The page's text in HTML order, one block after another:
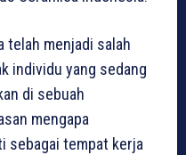
telah menjadi salah
individu yang sedang
di sebuah
mengapa
sebagai tempat kerja